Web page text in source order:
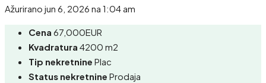
Ažurirano jun 6, 2026 na 1:04 am
Cena 67,000EUR
Kvadratura 4200 m2
Tip nekretnine Plac
Status nekretnine Prodaja